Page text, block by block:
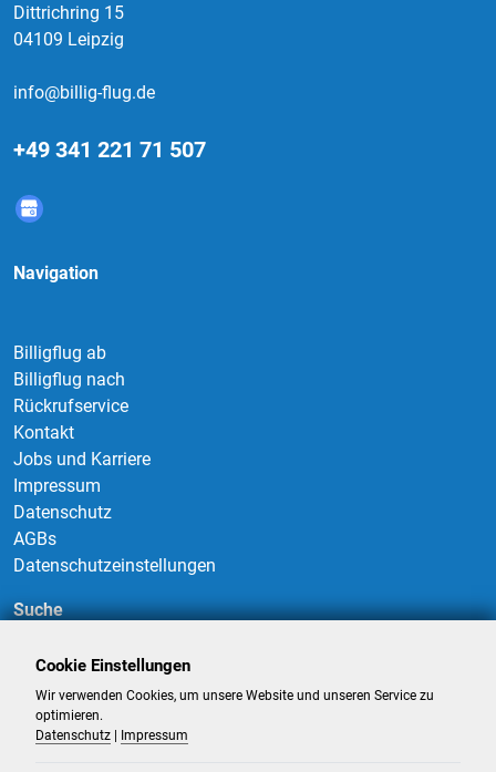
Dittrichring 15
04109 Leipzig
info@billig-flug.de
+49 341 221 71 507
Navigation
Billigflug ab
Billigflug nach
Rückrufservice
Kontakt
Jobs und Karriere
Impressum
Datenschutz
AGBs
Datenschutzeinstellungen
Suche
Suchen
Cookie Einstellungen
Wir verwenden Cookies, um unsere Website und unseren Service zu
optimieren.
Datenschutz
Impressum